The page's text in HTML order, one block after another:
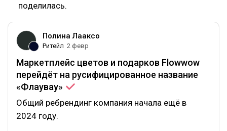
поделилась.
Полина Лааксо
Ритейл 2 февр
Маркетплейс цветов и подарков Flowwow
перейдёт на русифицированное название
«Флаувау»
Общий ребрендинг компания начала ещё в
2024 году.